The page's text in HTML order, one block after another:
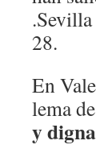
28.
En
lema
y